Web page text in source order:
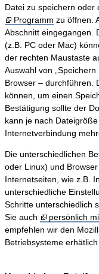
Datei zu speichern oder
Programm zu öffnen.
Abschnitt eingegangen.
(z.B. PC oder Mac)
der rechten Maustaste
Auswahl von
Browser – durchführen.
können, um einen
Bestätigung sollte der
kann je nach
Internetverbindung
Die unterschiedlichen
oder Linux) und
Internetseiten, wie z.B.
unterschiedliche
Schritte unterschiedlich
Sie auch
persönlich
empfehlen wir den
Betriebsysteme erhätlich